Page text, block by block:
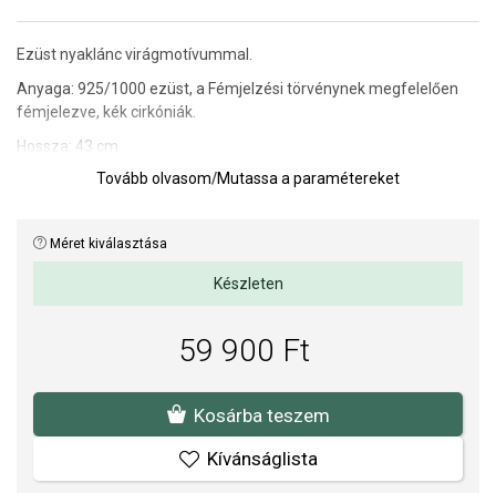
Ezüst nyaklánc virágmotívummal.
Anyaga: 925/1000 ezüst, a Fémjelzési törvénynek megfelelően
fémjelezve, kék cirkóniák.
Hossza: 43 cm
Felületkezelésünk, drágaköveink és gyöngyeink beépítése
megfelel az igényes követelményeknek.
Tovább olvasom/Mutassa a paramétereket
Méret kiválasztása
Készleten
59 900 Ft
Kosárba teszem
Kívánságlista